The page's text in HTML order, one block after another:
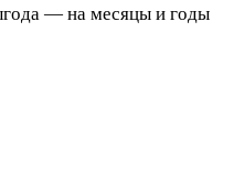
— на месяцы и годы